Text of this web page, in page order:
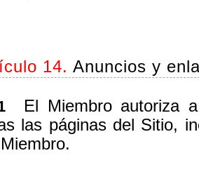
14. Anuncios y
El Miembro autoriza
las páginas del Sitio,